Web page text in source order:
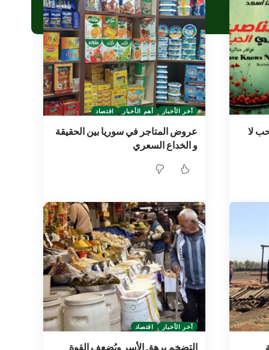
لا
آخر الأخبار أهم الأخبار اقتصاد
عروض المتاجر في سوريا بين الحقيقة
و الخداع السعري
آخر الأخبار اقتصاد
التضخم يرهق الأسر ويُضعف القوة